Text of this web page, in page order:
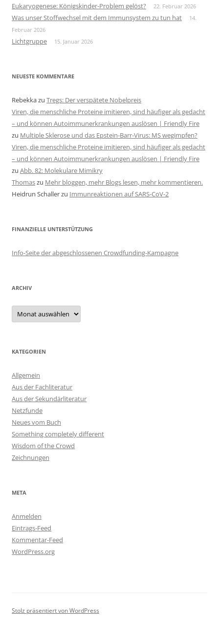
Eukaryogenese: Königskinder-Problem gelöst? 22. Februar 2026
Was unser Stoffwechsel mit dem Immunsystem zu tun hat
14.
Februar 2026
Lichtgruppe 15. Januar 2026
NEUESTE KOMMENTARE
Rebekkazu Tregs: Der verspätete Nobelpreis
Viren, die menschliche Proteine imitieren, sind häufiger als gedacht
– und können Autoimmunerkrankungen auslösen | Friendly Fire
zu Multiple Sklerose und das Epstein-Barr-Virus: MS wegimpfen?
Viren, die menschliche Proteine imitieren, sind häufiger als gedacht
– und können Autoimmunerkrankungen auslösen | Friendly Fire
zu Abb. 82: Molekulare Mimikry
Thomaszu Mehr bloggen, mehr Blogs lesen, mehr kommentieren.
Heidrun Schallerzu Immunreaktionen auf SARS-CoV-2
FINANZIELLE UNTERSTÜTZUNG
Info-Seite der abgeschlossenen Crowdfunding-Kampagne
ARCHIV
Archiv
KATEGORIEN
Allgemein
Aus der Fachliteratur
Aus der Sekundärliteratur
Netzfunde
Neues vom Buch
Something completely different
Wisdom of the Crowd
Zeichnungen
META
Anmelden
Eintrags-Feed
Kommentar-Feed
WordPress.org
Stolz präsentiert von WordPress